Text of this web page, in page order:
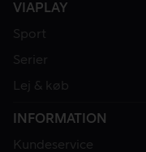
VIAPLAY
Sport
Serier
Lej & køb
INFORMATION
Kundeservice